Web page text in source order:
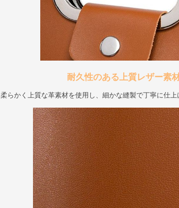
耐久性のある上質レザー素
柔らかく上質な革素材を使用し、細かな縫製で丁寧に仕